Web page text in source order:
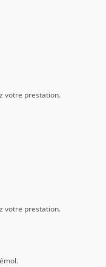
votre prestation.
votre prestation.